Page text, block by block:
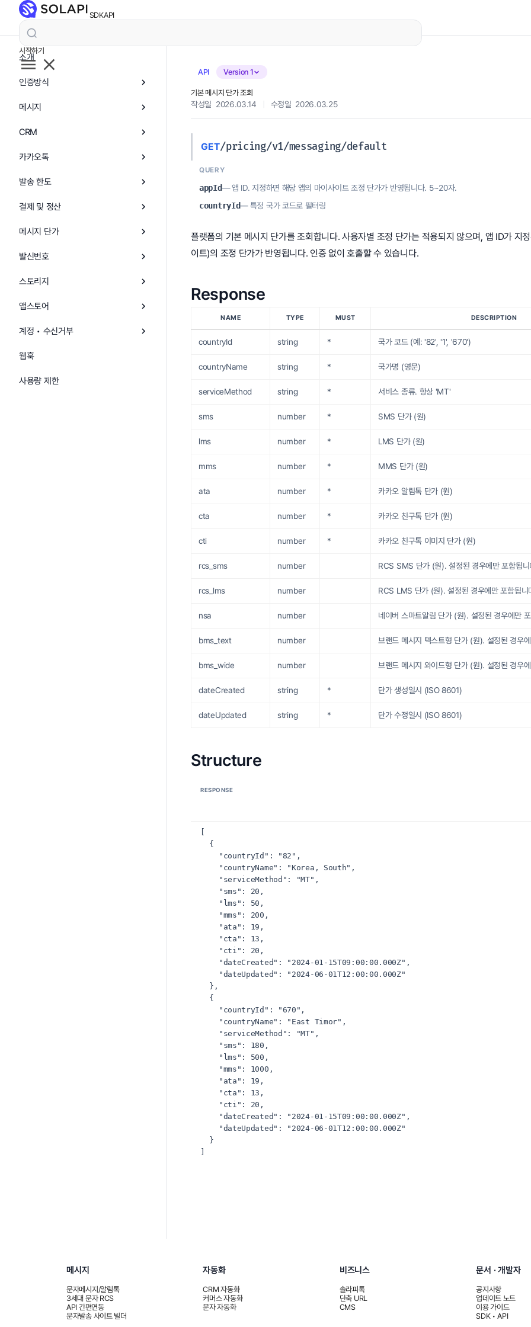
SDKAPI
시작하기
소개
인증방식
메시지
CRM
카카오톡
발송 한도
결제 및 정산
메시지 단가
발신번호
스토리지
앱스토어
계정 • 수신거부
웹훅
사용량 제한
API Version 1
기본 메시지 단가 조회
작성일 2026.03.14 수정일 2026.03.25
GET/pricing/v1/messaging/default
QUERY
appId— 앱 ID. 지정하면 해당 앱의 마이사이트 조정 단가가 반영됩니다. 5~20자.
countryId— 특정 국가 코드로 필터링
플랫폼의 기본 메시지 단가를 조회합니다. 사용자별 조정 단가는 적용되지 않으며, 앱 ID가 지
이트)의 조정 단가가 반영됩니다. 인증 없이 호출할 수 있습니다.
Response
NAME TYPE MUST DESCRIPTION
countryId string * 국가 코드 (예: '82', '1', '670')
countryName string * 국가명 (영문)
serviceMethod string * 서비스 종류. 항상 'MT'
sms number * SMS 단가 (원)
lms number * LMS 단가 (원)
mms number * MMS 단가 (원)
ata number * 카카오 알림톡 단가 (원)
cta number * 카카오 친구톡 단가 (원)
cti number * 카카오 친구톡 이미지 단가 (원)
rcs_sms number RCS SMS 단가 (원). 설정된 경우에만 포함됩니
rcs_lms number RCS LMS 단가 (원). 설정된 경우에만 포함됩니
nsa number 네이버 스마트알림 단가 (원). 설정된 경우에만
bms_text number 브랜드 메시지 텍스트형 단가 (원). 설정된 경우
bms_wide number 브랜드 메시지 와이드형 단가 (원). 설정된 경우
dateCreated string * 단가 생성일시 (ISO 8601)
dateUpdated string * 단가 수정일시 (ISO 8601)
Structure
RESPONSE
메시지
문자메시지/알림톡
3세대 문자 RCS
API 간편연동
문자발송 사이트 빌더
자동화
CRM 자동화
커머스 자동화
문자 자동화
비즈니스
솔라피톡
단축 URL
CMS
문서 · 개발자
공지사항
업데이트 노트
이용 가이드
SDK • API